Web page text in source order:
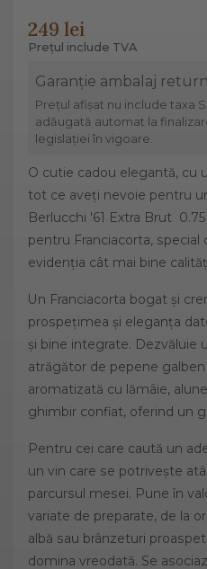
249 lei
Prețul include TVA
Garanție ambalaj
Prețul afișat nu include taxa
adăugată automat la
legislației în vigoare.
O cutie cadou elegantă, cu
tot ce aveți nevoie pentru
Berlucchi '61 Extra Brut
pentru Franciacorta,
evidenția cât mai bine
Un Franciacorta bogat și
prospețimea și eleganța
și bine integrate. Dezvăluie
atrăgător de pepene
aromatizată cu lămâie,
ghimbir confiat, oferind un
Pentru cei care caută un
un vin care se potrivește
parcursul mesei. Pune în
variate de preparate, de la
albă sau brânzeturi
domina vreodată. Se